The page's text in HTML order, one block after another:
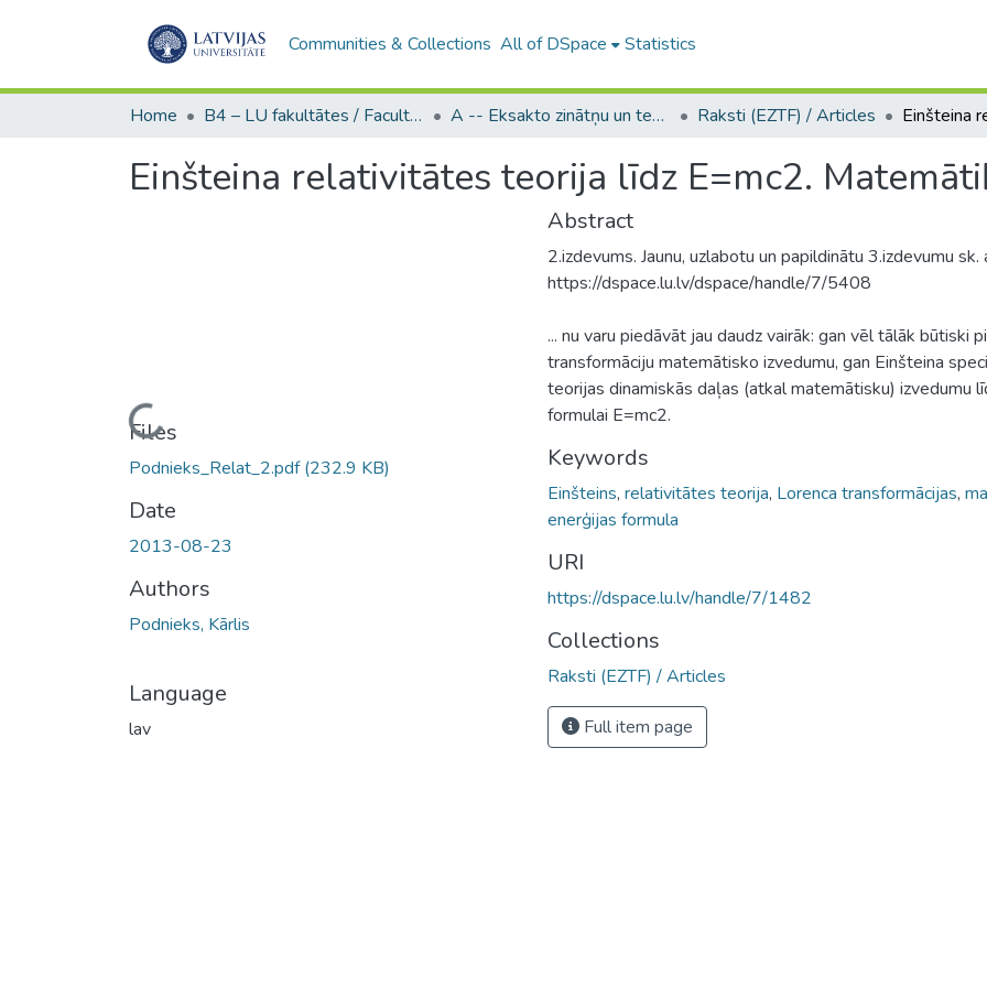
Communities & Collections All of DSpace Statistics
Home B4 – LU fakultātes / Faculties of the UL A -- Eksakto zinātņu un tehnoloģiju fakultāte / Faculty of Science and Technology Raksti (EZTF) / Articles
Einšteina relativitātes teorija līdz E=mc2.
Loading...
Files
Podnieks_Relat_2.pdf(232.9 KB)
Date
2013-08-23
Authors
Podnieks, Kārlis
Language
lav
Abstract
2.izdevums. Jaunu, uzlabotu un papildinātu 3.izdevumu sk.
https://dspace.lu.lv/dspace/handle/7/5408
... nu varu piedāvāt jau daudz vairāk: gan vēl tālāk būtiski
transformāciju matemātisko izvedumu, gan Einšteina
teorijas dinamiskās daļas (atkal matemātisku) izvedumu
formulai E=mc2.
Keywords
Einšteins, relativitātes teorija, Lorenca transformācijas,
enerģijas formula
URI
https://dspace.lu.lv/handle/7/1482
Collections
Raksti (EZTF) / Articles
Full item page